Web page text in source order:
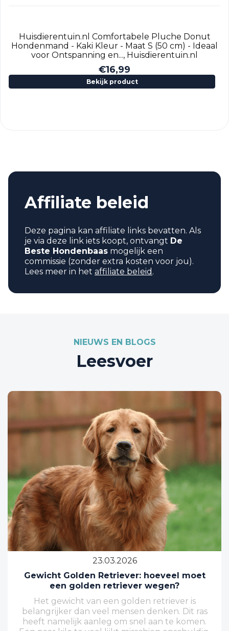
Huisdierentuin.nl Comfortabele Pluche Donut
Hondenmand - Kaki Kleur - Maat S (50 cm) - Ideaal
voor Ontspanning en..., Huisdierentuin.nl
€16,99
Bekijk product
Affiliate beleid
Deze pagina kan affiliate links bevatten. Als
je via deze link iets koopt, ontvangt De
Beste Hondenbaas mogelijk een
commissie (zonder extra kosten voor jou).
Lees meer in het affiliate beleid .
NIEUWS EN BLOGS
Leesvoer
23.03.2026
Gewicht Golden Retriever: hoeveel moet
een golden retriever wegen?
Het gewicht van een golden retriever is
belangrijker dan veel mensen denken. Dit ras
heeft namelijk aanleg om snel aan te komen.